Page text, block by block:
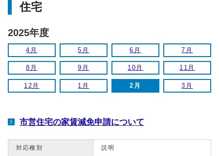
住宅
2025年度
4月 5月 6月 7月
8月 9月 10月 11月
12月 1月 2月 3月
市営住宅の家賃減免申請について
対応種別 説明